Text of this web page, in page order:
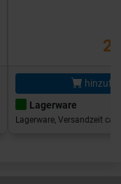
Lagerware
Lagerware, Versandzeit ca.